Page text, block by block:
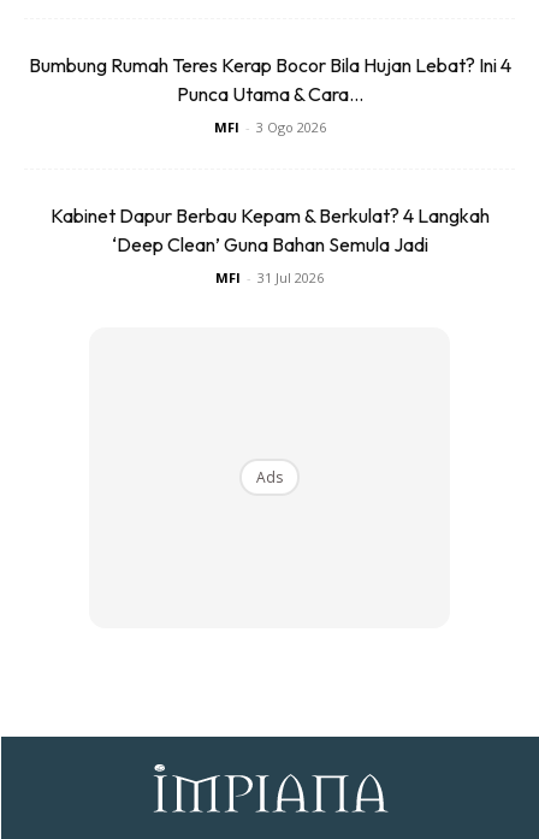
Note: Lepas kering kain tadi sepatutnye keras dan terletak.
Bumbung Rumah Teres Kerap Bocor Bila Hujan Lebat? Ini 4
Punca Utama & Cara...
MFI - 3 Ogo 2026
Kabinet Dapur Berbau Kepam & Berkulat? 4 Langkah
‘Deep Clean’ Guna Bahan Semula Jadi
MFI - 31 Jul 2026
Ads